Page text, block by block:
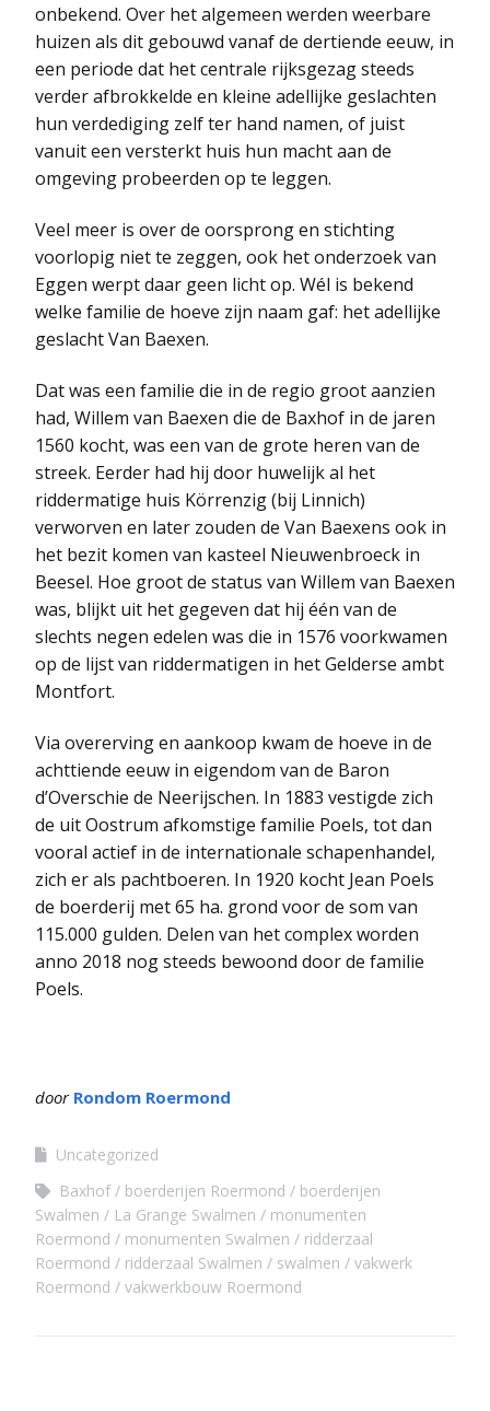
onbekend. Over het algemeen werden weerbare
huizen als dit gebouwd vanaf de dertiende eeuw, in
een periode dat het centrale rijksgezag steeds
verder afbrokkelde en kleine adellijke geslachten
hun verdediging zelf ter hand namen, of juist
vanuit een versterkt huis hun macht aan de
omgeving probeerden op te leggen.
Veel meer is over de oorsprong en stichting
voorlopig niet te zeggen, ook het onderzoek van
Eggen werpt daar geen licht op. Wél is bekend
welke familie de hoeve zijn naam gaf: het adellijke
geslacht Van Baexen.
Dat was een familie die in de regio groot aanzien
had, Willem van Baexen die de Baxhof in de jaren
1560 kocht, was een van de grote heren van de
streek. Eerder had hij door huwelijk al het
riddermatige huis Körrenzig (bij Linnich)
verworven en later zouden de Van Baexens ook in
het bezit komen van kasteel Nieuwenbroeck in
Beesel. Hoe groot de status van Willem van Baexen
was, blijkt uit het gegeven dat hij één van de
slechts negen edelen was die in 1576 voorkwamen
op de lijst van riddermatigen in het Gelderse ambt
Montfort.
Via overerving en aankoop kwam de hoeve in de
achttiende eeuw in eigendom van de Baron
d’Overschie de Neerijschen. In 1883 vestigde zich
de uit Oostrum afkomstige familie Poels, tot dan
vooral actief in de internationale schapenhandel,
zich er als pachtboeren. In 1920 kocht Jean Poels
de boerderij met 65 ha. grond voor de som van
115.000 gulden. Delen van het complex worden
anno 2018 nog steeds bewoond door de familie
Poels.
door Rondom Roermond
Uncategorized
Baxhof
boerderijen Roermond
boerderijen
Swalmen
La Grange Swalmen
monumenten
Roermond
monumenten Swalmen
ridderzaal
Roermond
ridderzaal Swalmen swalmen
vakwerk
Roermond
vakwerkbouw Roermond